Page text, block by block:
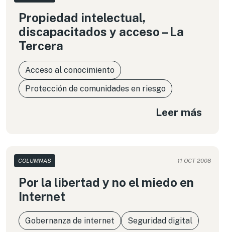
Propiedad intelectual,
discapacitados y acceso – La
Tercera
Acceso al conocimiento
Protección de comunidades en riesgo
Leer más
COLUMNAS 11 OCT 2008
Por la libertad y no el miedo en
Internet
Gobernanza de internet Seguridad digital